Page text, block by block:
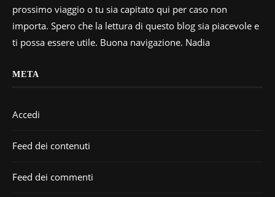
prossimo viaggio o tu sia capitato qui per caso non
importa. Spero che la lettura di questo blog sia piacevole e
ti possa essere utile. Buona navigazione. Nadia
META
Accedi
Feed dei contenuti
Feed dei commenti